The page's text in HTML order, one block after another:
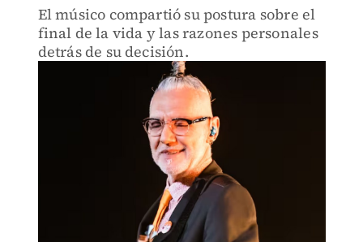
El músico compartió su postura sobre el
final de la vida y las razones personales
detrás de su decisión.